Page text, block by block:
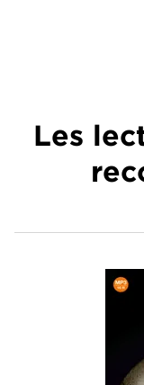
Les